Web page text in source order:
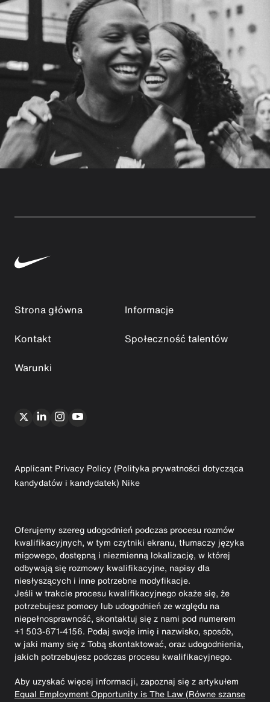
Strona główna
Informacje
Kontakt
Społeczność talentów
Warunki
Applicant Privacy Policy (Polityka prywatności dotycząca
kandydatów i kandydatek) Nike
Oferujemy szereg udogodnień podczas procesu rozmów
kwalifikacyjnych, w tym czytniki ekranu, tłumaczy języka
migowego, dostępną i niezmienną lokalizację, w której
odbywają się rozmowy kwalifikacyjne, napisy dla
niesłyszących i inne potrzebne modyfikacje.
Jeśli w trakcie procesu kwalifikacyjnego okaże się, że
potrzebujesz pomocy lub udogodnień ze względu na
niepełnosprawność, skontaktuj się z nami pod numerem
+1 503-671-4156. Podaj swoje imię i nazwisko, sposób,
w jaki mamy się z Tobą skontaktować, oraz udogodnienia,
jakich potrzebujesz podczas procesu kwalifikacyjnego.
Aby uzyskać więcej informacji, zapoznaj się z artykułem
Equal Employment Opportunity is The Law (Równe szanse